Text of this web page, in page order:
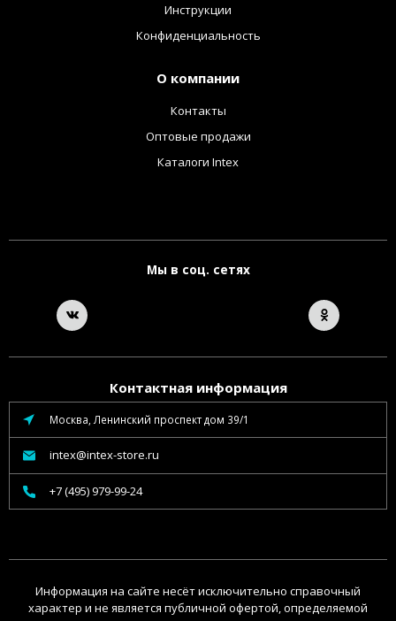
Инструкции
Конфиденциальность
О компании
Контакты
Оптовые продажи
Каталоги Intex
Мы в соц. сетях
Контактная информация
Москва, Ленинский проспект дом 39/1
intex@intex-store.ru
+7 (495) 979-99-24
Информация на сайте несёт исключительно справочный
характер и не является публичной офертой, определяемой